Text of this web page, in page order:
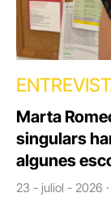
Marta
singulars
algunes
23 - juliol - 2026